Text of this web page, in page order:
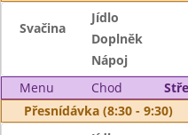
Svačina
Jídlo
Doplněk
Nápoj
Menu
Chod
Přesnídávka (8:30 - 9:30)